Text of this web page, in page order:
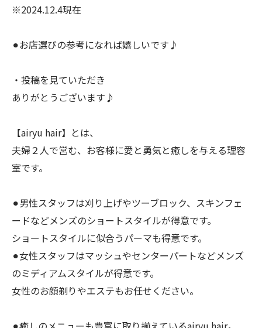
※2024.12.4現在
⚫︎お店選びの参考になれば嬉しいです♪
・投稿を見ていただき
ありがとうございます♪
【airyu hair】とは、
夫婦２人で営む、お客様に愛と勇気と癒しを与える理容
室です。
⚫︎男性スタッフは刈り上げやツーブロック、スキンフェ
ードなどメンズのショートスタイルが得意です。
ショートスタイルに似合うパーマも得意です。
⚫︎女性スタッフはマッシュやセンターパートなどメンズ
のミディアムスタイルが得意です。
女性のお顔剃りやエステもお任せください。